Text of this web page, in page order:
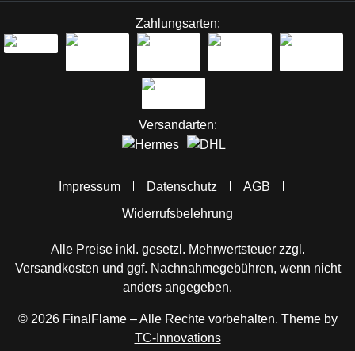
Zahlungsarten:
Versandarten:
Impressum Datenschutz
AGB
Widerrufsbelehrung
Alle Preise inkl. gesetzl. Mehrwertsteuer zzgl.
Versandkosten und ggf. Nachnahmegebühren, wenn nicht
anders angegeben.
© 2026 FinalFlame – Alle Rechte vorbehalten. Theme by
TC-Innovations